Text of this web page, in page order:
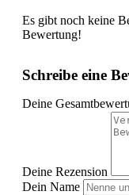
Es gibt noch keine
Bewertung!
Schreibe eine
Deine
Deine Rezension
Dein Name